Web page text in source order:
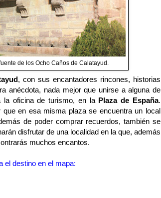
de los Ocho Caños de Calatayud.
, con sus encantadores rincones, historias
anécdota, nada mejor que unirse a alguna de
la oficina de turismo, en la Plaza de España.
que en esa misma plaza se encuentra un local
de poder comprar recuerdos, también se
disfrutar de una localidad en la que, además
muchos encantos.
el destino en el mapa: